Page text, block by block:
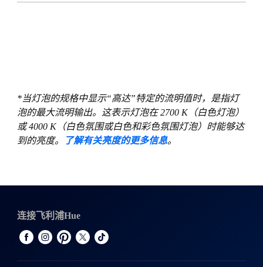
*当灯泡的规格中显示“高达”特定的流明值时，是指灯
泡的最大流明输出。这表示灯泡在 2700 K（白色灯泡）
或 4000 K（白色氛围或白色和彩色氛围灯泡）时能够达
到的亮度。
了解有关亮度的更多信息。
连接飞利浦Hue